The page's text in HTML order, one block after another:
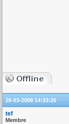
26-03-2008 14:33:26
tef
Membre